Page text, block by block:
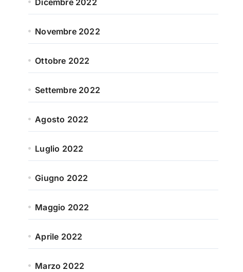
Novembre 2022
Ottobre 2022
Settembre 2022
Agosto 2022
Luglio 2022
Giugno 2022
Maggio 2022
Aprile 2022
Marzo 2022